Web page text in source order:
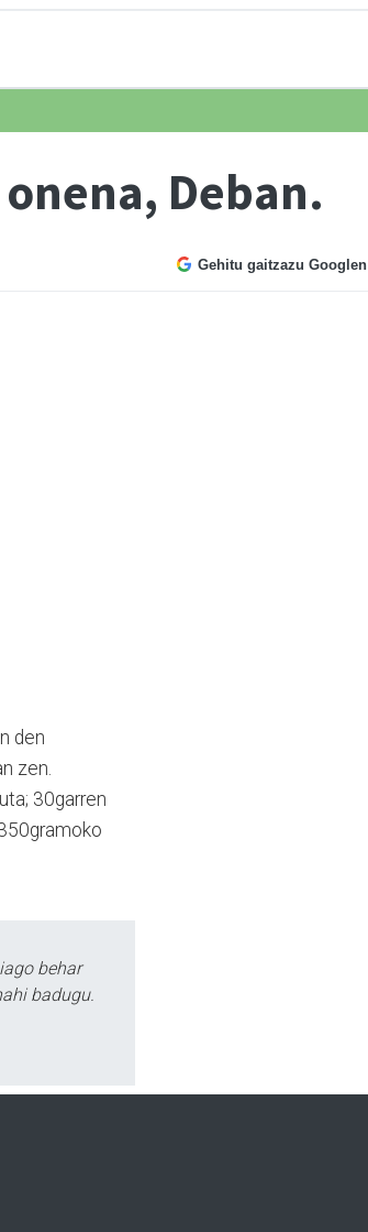
Deban.
Gehitu gaitzazu Googlen
den
zen.
30garren
behar
badugu.